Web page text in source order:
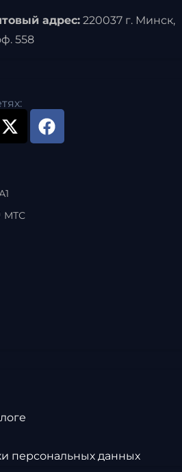
адрес:220037 г. Минск,
558
МТС
персональных данных